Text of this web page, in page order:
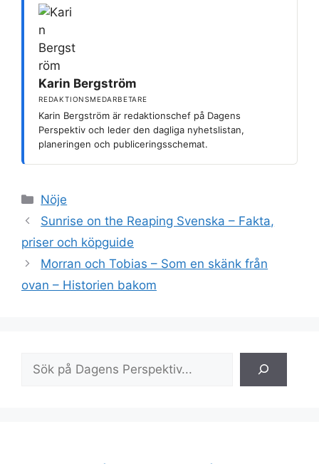
Karin Bergström
REDAKTIONSMEDARBETARE
Karin Bergström är redaktionschef på Dagens
Perspektiv och leder den dagliga nyhetslistan,
planeringen och publiceringsschemat.
Kategorier
Nöje
Sunrise on the Reaping Svenska – Fakta,
priser och köpguide
Morran och Tobias – Som en skänk från
ovan – Historien bakom